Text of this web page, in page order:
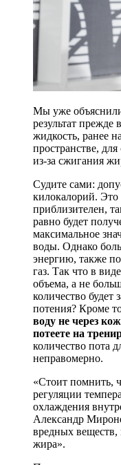
Мы уже
результат прежде
жидкость, ранее
пространстве,
из-за сжигания
Судите сами:
килокалорий. Это
приблизителен,
равно будет
максимальное
воды. Однако
энергию, также
газ. Так что в
объема, а не
количество
потения? Кроме
воду не через
потеете на
количество пота
неправомерно.
«Стоит помнить,
регуляции
охлаждения
Александр
вредных
жира».